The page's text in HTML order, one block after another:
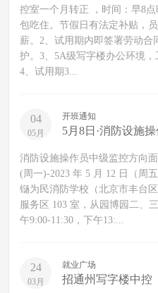
控室一个月转正 ，时间：早8
包吃住。节假日有法定补贴，
薪。2、试用期内即签署劳动合
护。3、5A级写字楼办公环境，
4、试用期3...
04
05月
开班通知
5月8日·消防设施
消防设施操作员中级监控方向
(周一)-2023 年 5 月 12 日（周
铴为民消防学校（北京市丰台
服务区 103 室，从园博园二、
午9:00-11:30，下午13:...
24
03月
就业广场
招通州写字楼中控